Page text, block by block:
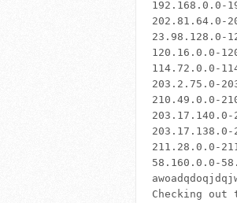
192.168.0.0-
202.81.64.0-
23.98.128.0-
120.16.0.0-
114.72.0.0-
203.2.75.0-
210.49.0.0-
211.28.0.0-
58.160.0.0-
Checking out